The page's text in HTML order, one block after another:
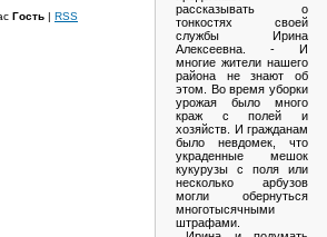
Гость | RSS
рассказывать о
тонкостях своей
службы Ирина
Алексеевна. - И
многие жители нашего
района не знают об
этом. Во время уборки
урожая было много
краж с полей и
хозяйств. И гражданам
было невдомек, что
украденные мешок
кукурузы с поля или
несколько арбузов
могли обернуться
многотысячными
штрафами.